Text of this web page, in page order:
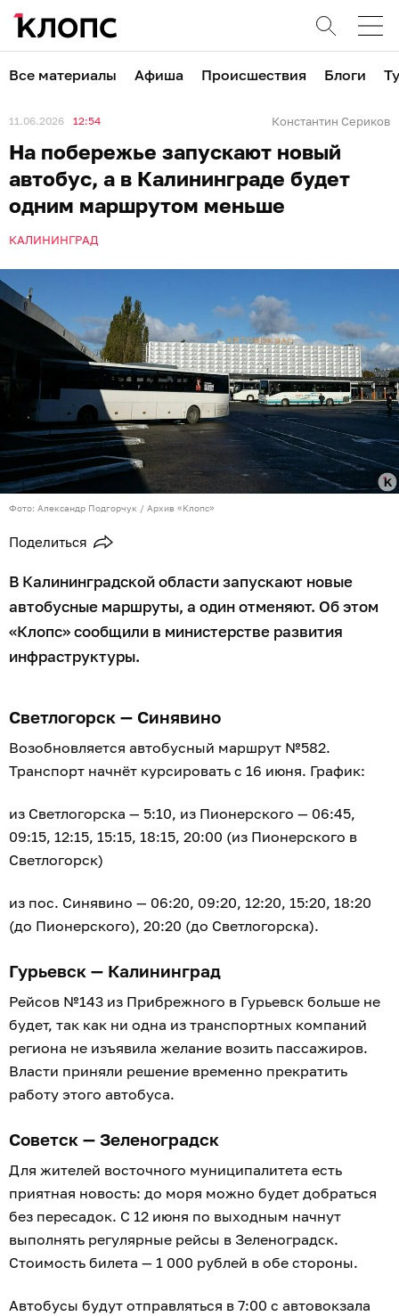
Все материалы Афиша Происшествия Блоги
11.06.2026 12:54 Константин Сериков
На побережье запускают новый
автобус, а в Калининграде будет
одним маршрутом меньше
КАЛИНИНГРАД
Фото: Александр Подгорчук / Архив «Клопс»
Поделиться
В Калининградской области запускают новые
автобусные маршруты, а один отменяют. Об этом
«Клопс» сообщили в министерстве развития
инфраструктуры.
Светлогорск — Синявино
Возобновляется автобусный маршрут №582.
Транспорт начнёт курсировать с 16 июня. График:
из Светлогорска — 5:10, из Пионерского — 06:45,
09:15, 12:15, 15:15, 18:15, 20:00 (из Пионерского в
Светлогорск)
из пос. Синявино — 06:20, 09:20, 12:20, 15:20, 18:20
(до Пионерского), 20:20 (до Светлогорска).
Гурьевск — Калининград
Рейсов №143 из Прибрежного в Гурьевск больше не
будет, так как ни одна из транспортных компаний
региона не изъявила желание возить пассажиров.
Власти приняли решение временно прекратить
работу этого автобуса.
Советск — Зеленоградск
Для жителей восточного муниципалитета есть
приятная новость: до моря можно будет добраться
без пересадок. С 12 июня по выходным начнут
выполнять регулярные рейсы в Зеленоградск.
Стоимость билета — 1 000 рублей в обе стороны.
Автобусы будут отправляться в 7:00 с автовокзала